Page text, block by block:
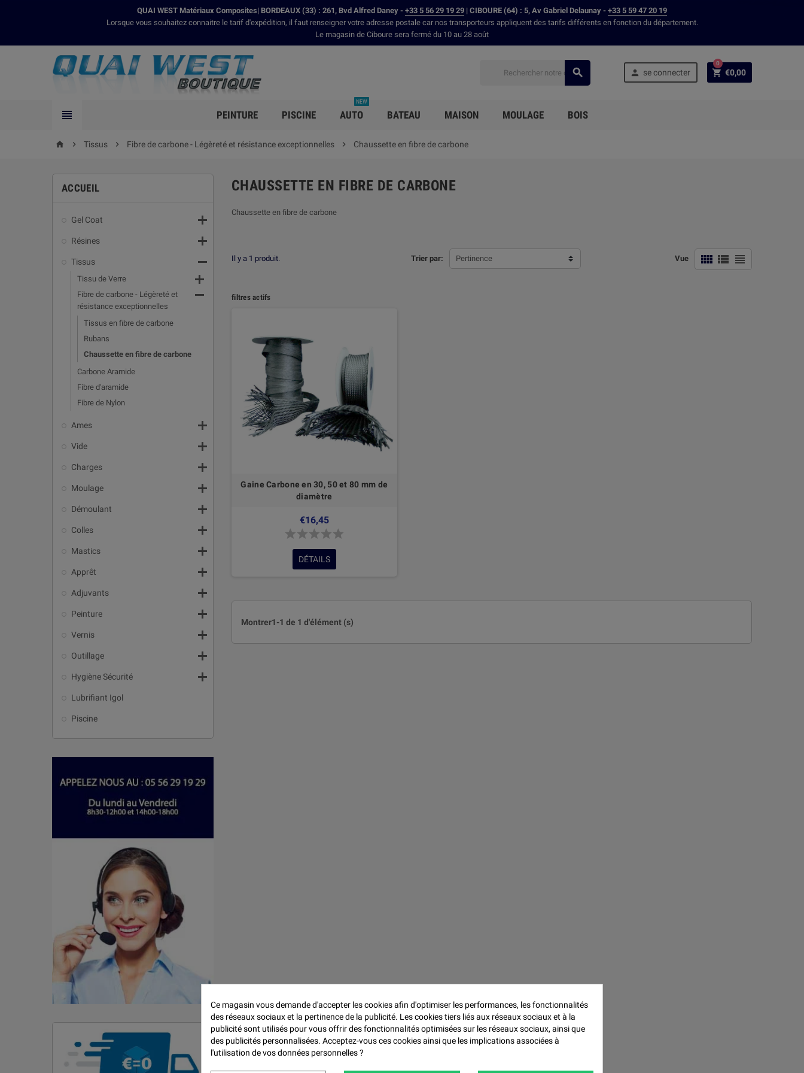
QUAI WEST Matériaux Composites| BORDEAUX (33) : 261, Bvd Alfred Daney - +33 5 56 29 19 29 | CIBOURE (64) : 5, Av Gabriel Delaunay - +33 5 59 47 20 19
Lorsque vous souhaitez connaitre le tarif d'expédition, il faut renseigner votre adresse postale car nos transporteurs appliquent des tarifs différents en fonction du département.
Le magasin de Ciboure sera fermé du 10 au 28 août
  se connecter  €0,00
0
 PEINTURE PISCINE AUTO
NEW
BATEAU MAISON MOULAGE BOIS
home  Tissus  Fibre de carbone - Légèreté et résistance exceptionnelles  Chaussette en fibre de carbone
ACCUEIL
Gel Coat 
Résines 
Tissus 
Tissu de Verre 
Fibre de carbone - Légèreté et
résistance exceptionnelles

Tissus en fibre de carbone
Rubans
Chaussette en fibre de carbone
Carbone Aramide
Fibre d'aramide
Fibre de Nylon
Ames 
Vide 
Charges 
Moulage 
Démoulant 
Colles 
Mastics 
Apprêt 
Adjuvants 
Peinture 
Vernis 
Outillage 
Hygiène Sécurité 
Lubrifiant Igol
Piscine
CHAUSSETTE EN FIBRE DE CARBONE
Chaussette en fibre de carbone
Il y a 1 produit. Trier par: Pertinence Vue   
filtres actifs
Gaine Carbone en 30, 50 et 80 mm de
diamètre
€16,45
DÉTAILS
Montrer1-1 de 1 d'élément (s)
Ce magasin vous demande d'accepter les cookies afin d'optimiser les performances, les fonctionnalités
des réseaux sociaux et la pertinence de la publicité. Les cookies tiers liés aux réseaux sociaux et à la
publicité sont utilisés pour vous offrir des fonctionnalités optimisées sur les réseaux sociaux, ainsi que
des publicités personnalisées. Acceptez-vous ces cookies ainsi que les implications associées à
l'utilisation de vos données personnelles ?